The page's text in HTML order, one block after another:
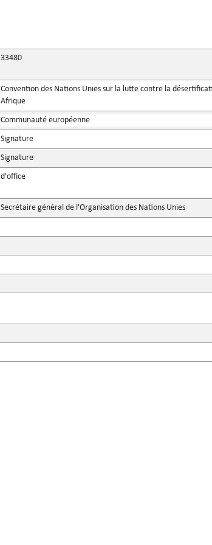
33480
Convention des Nations Unies sur la lutte contre la
Afrique
Communauté européenne
Signature
Signature
d'office
Secrétaire général de l'Organisation des Nations Unies